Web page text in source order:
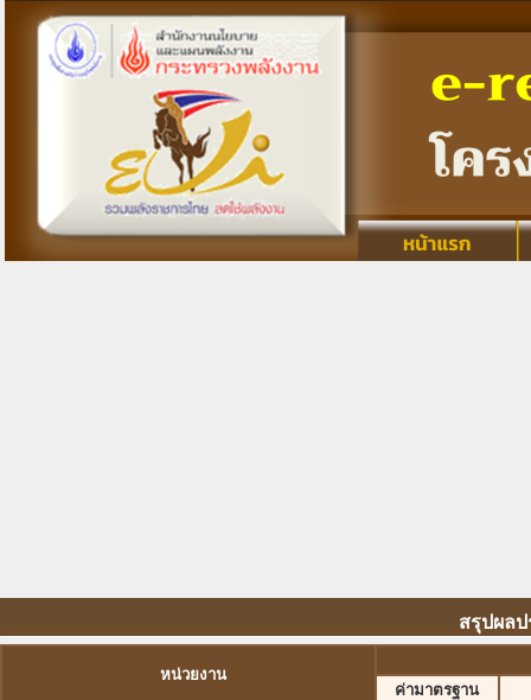
สรุปผล
หน่วยงาน
ค่ามาตรฐาน